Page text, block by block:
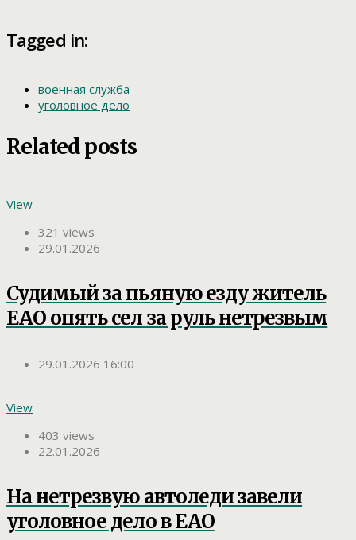
Tagged in:
военная служба
уголовное дело
Related posts
View
321 views
29.01.2026
Судимый за пьяную езду житель
ЕАО опять сел за руль нетрезвым
29.01.2026 16:00
View
403 views
22.01.2026
На нетрезвую автоледи завели
уголовное дело в ЕАО